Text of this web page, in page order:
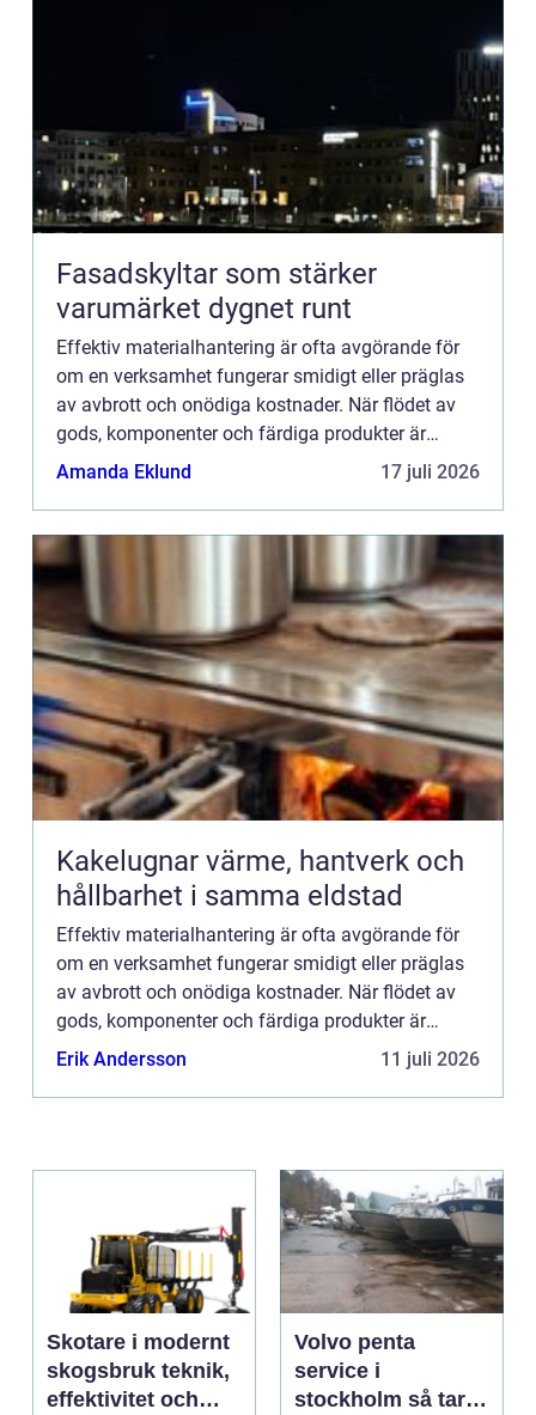
Fasadskyltar som stärker
varumärket dygnet runt
Effektiv materialhantering är ofta avgörande för
om en verksamhet fungerar smidigt eller präglas
av avbrott och onödiga kostnader. När flödet av
gods, komponenter och färdiga produkter är
tydligt planerat ...
Amanda Eklund 17 juli 2026
Kakelugnar värme, hantverk och
hållbarhet i samma eldstad
Effektiv materialhantering är ofta avgörande för
om en verksamhet fungerar smidigt eller präglas
av avbrott och onödiga kostnader. När flödet av
gods, komponenter och färdiga produkter är
tydligt planerat ...
Erik Andersson 11 juli 2026
Skotare i modernt
skogsbruk teknik,
effektivitet och
Volvo penta
service i
stockholm så tar